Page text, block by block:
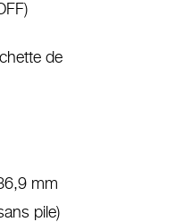
de
mm
pile)